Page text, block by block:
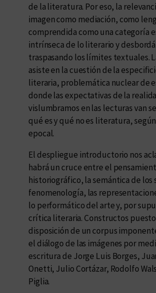
de la literatura. Por eso, la
imagen como mediación, como
comprendida como una categoría
intrínseca de lo literario y
traspasando los límites textuales.
asiste en la cuestión de la
literaria, problemática nuclear de
donde las expectativas de la
vislumbramos en las lecturas van
qué es y qué no es literatura,
epocal.
El despliegue introductorio nos
habrá un cruce entre el
historiográfico, la semántica de los
fenomenología, las
lo performático del arte y, por
crítica literaria. Constructos
disposición de un corpus
el diálogo de las imágenes por
escritura de Jorge Luis Borges,
Onetti, Julio Cortázar, Rodolfo
Piglia.